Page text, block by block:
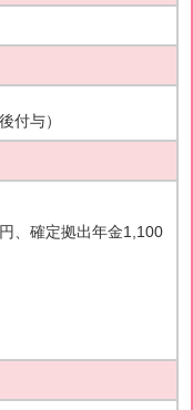
付与）
、確定拠出年金1,100